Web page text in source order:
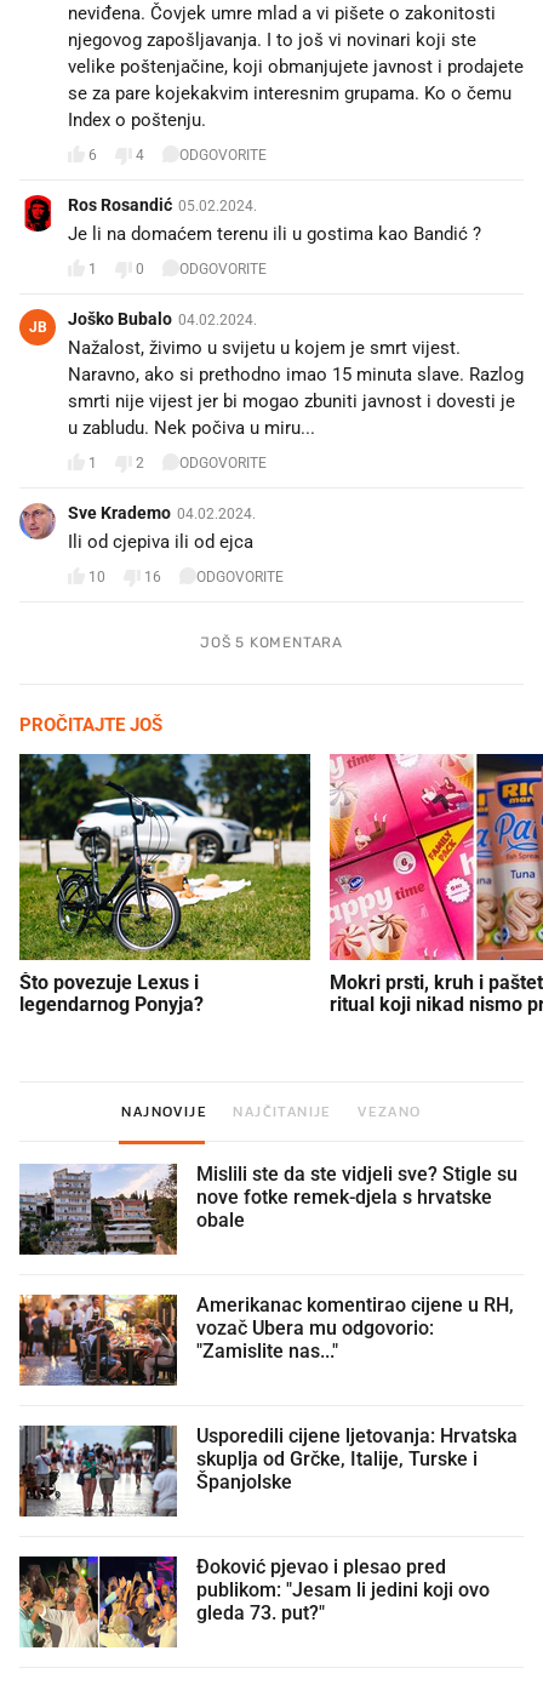
neviđena. Čovjek umre mlad a vi pišete o zakonitosti
njegovog zapošljavanja. I to još vi novinari koji ste
velike poštenjačine, koji obmanjujete javnost i prodajete
se za pare kojekakvim interesnim grupama. Ko o čemu
Index o poštenju.
6 4 ODGOVORITE
Ros Rosandić 05.02.2024.
Je li na domaćem terenu ili u gostima kao Bandić ?
1 0 ODGOVORITE
JB Joško Bubalo 04.02.2024.
Nažalost, živimo u svijetu u kojem je smrt vijest.
Naravno, ako si prethodno imao 15 minuta slave. Razlog
smrti nije vijest jer bi mogao zbuniti javnost i dovesti je
u zabludu. Nek počiva u miru...
1 2 ODGOVORITE
Sve Krademo 04.02.2024.
Ili od cjepiva ili od ejca
10 16 ODGOVORITE
JOŠ 5 KOMENTARA
PROČITAJTE JOŠ
Što povezuje Lexus i
legendarnog Ponyja?
Mokri prsti, kruh i
ritual koji nikad nismo
NAJNOVIJE NAJČITANIJE VEZANO
Mislili ste da ste vidjeli sve? Stigle su
nove fotke remek-djela s hrvatske
obale
Amerikanac komentirao cijene u RH,
vozač Ubera mu odgovorio:
"Zamislite nas..."
Usporedili cijene ljetovanja: Hrvatska
skuplja od Grčke, Italije, Turske i
Španjolske
Đoković pjevao i plesao pred
publikom: "Jesam li jedini koji ovo
gleda 73. put?"